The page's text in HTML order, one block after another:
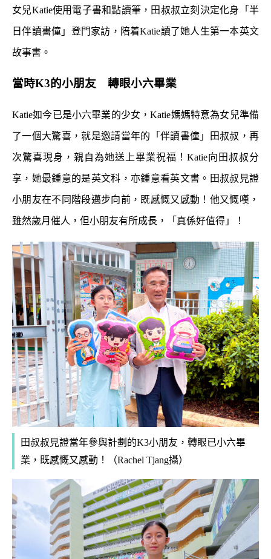
女兒Katie使用電子書和點讀筆，田叔叔立刻決定化身「半
日伴讀書僮」登門家訪，陪着Katie讀了她人生第一本英文
故事書。
當時K3的小朋友 轉眼小六畢業
Katie如今已是小六畢業的少女，Katie媽媽特意為女兒準備
了一個大驚喜，就是邀請當年的「伴讀書僮」田叔叔，再
次驚喜現身，親自為她送上畢業祝福！Katie向田叔叔分
享，她最鍾意的是英文科，亦鍾意看英文書。田叔叔見證
小朋友在不同階段邁步向前，既感慨又感動！他又慨嘆，
雖然歲月催人，但小朋友有所成長，「真係好值得」！
田叔叔見證當年參與計劃的K3小朋友，轉眼已小六畢
業，既感慨又感動！（Rachel Tjang攝）